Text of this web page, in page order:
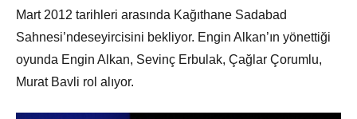
Mart 2012 tarihleri arasında Kağıthane Sadabad
Sahnesi’ndeseyircisini bekliyor. Engin Alkan’ın yönettiği
oyunda Engin Alkan, Sevinç Erbulak, Çağlar Çorumlu,
Murat Bavli rol alıyor.